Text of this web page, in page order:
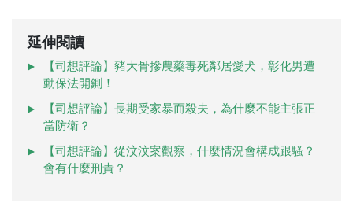
延伸閱讀
【司想評論】豬大骨摻農藥毒死鄰居愛犬，彰化男遭
動保法開鍘！
【司想評論】長期受家暴而殺夫，為什麼不能主張正
當防衛？
【司想評論】從汶汶案觀察，什麼情況會構成跟騷？
會有什麼刑責？